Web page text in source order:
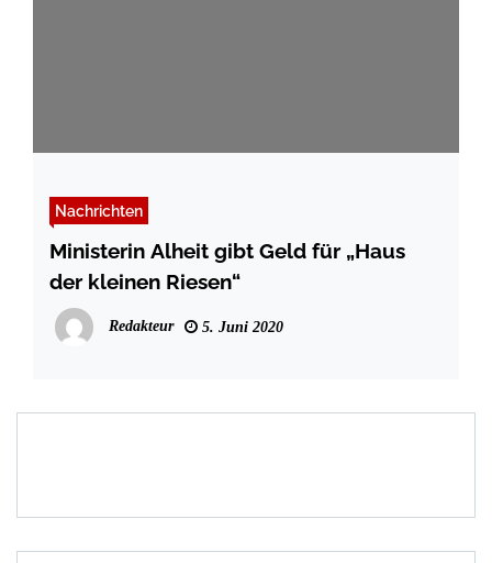
Nachrichten
Ministerin Alheit gibt Geld für „Haus
der kleinen Riesen“
Redakteur 5. Juni 2020